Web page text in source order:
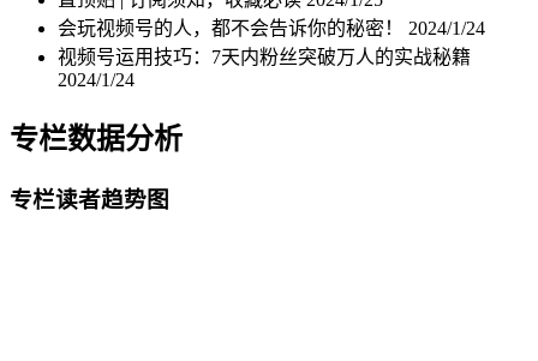
会玩视频号的人，都不会告诉你的秘密！ 2024/1/24
视频号运用技巧：7天内粉丝突破万人的实战秘籍
2024/1/24
专栏数据分析
专栏读者趋势图